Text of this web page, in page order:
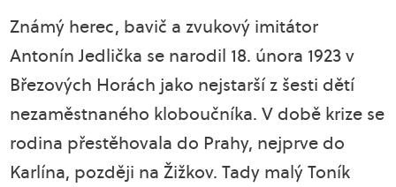
Známý herec, bavič a zvukový imitátor
Antonín Jedlička se narodil 18. února 1923 v
Březových Horách jako nejstarší z šesti dětí
nezaměstnaného kloboučníka. V době krize se
rodina přestěhovala do Prahy, nejprve do
Karlína, později na Žižkov. Tady malý Toník